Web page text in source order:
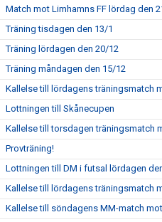
Match mot Limhamns FF lördag den
Träning tisdagen den 13/1
Träning lördagen den 20/12
Träning måndagen den 15/12
Kallelse till lördagens träningsmatch
Lottningen till Skånecupen
Kallelse till torsdagen träningsmatch
Provträning!
Lottningen till DM i futsal lördagen
Kallelse till lördagens träningsmatch
Kallelse till söndagens MM-match